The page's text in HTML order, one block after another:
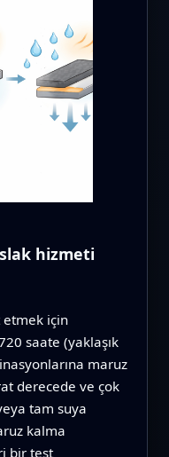
hizmeti
etmek için
saate (yaklaşık
maruz
derecede ve çok
tam suya
kalma
bir test